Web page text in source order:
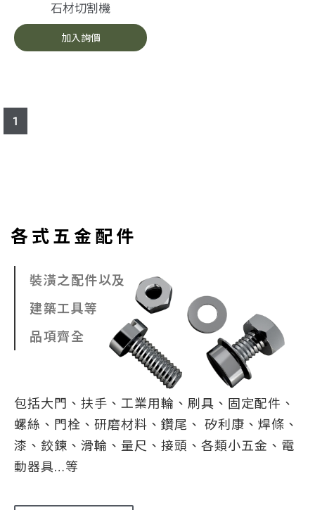
石材切割機
加入詢價
1
各式五金配件
裝潢之配件以及
建築工具等
品項齊全
包括大門、扶手、工業用輪、刷具、固定配件、
螺絲、門栓、研磨材料、鑽尾、 矽利康、焊條、
漆、鉸鍊、滑輪、量尺、接頭、各類小五金、電
動器具…等